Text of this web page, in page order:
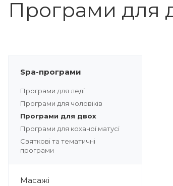
Програми для
Spa-програми
Програми для леді
Програми для чоловіків
Програми для двох
Програми для коханої матусі
Святкові та тематичні
програми
Масажі